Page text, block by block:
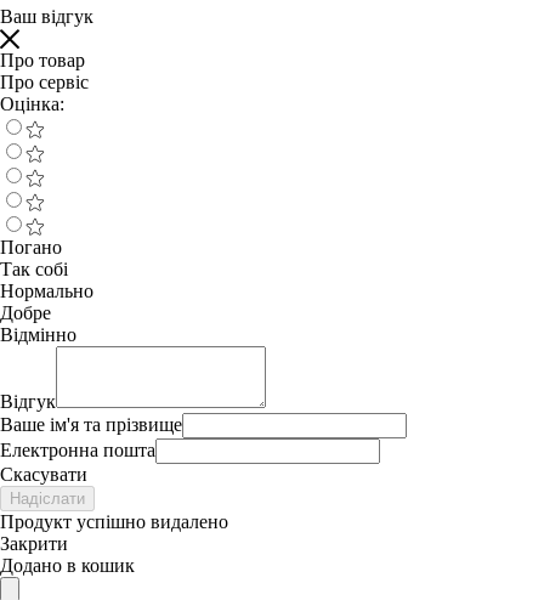
Ваш відгук
Про товар
Про сервіс
Оцінка:
Погано
Так собі
Нормально
Добре
Відмінно
Відгук
Ваше ім'я та прізвище
Електронна пошта
Скасувати
Надіслати
Продукт успішно видалено
Закрити
Додано в кошик